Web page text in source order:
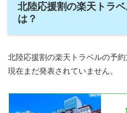
北陸応援割の楽天トラ
は？
北陸応援割の楽天トラベルの予
現在まだ発表されていません。